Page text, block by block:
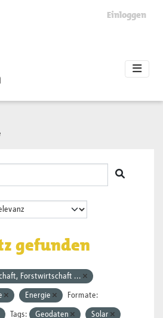
Einloggen
gefunden
Forstwirtschaft ...
Energie Formate:
Tags: Geodaten Solar